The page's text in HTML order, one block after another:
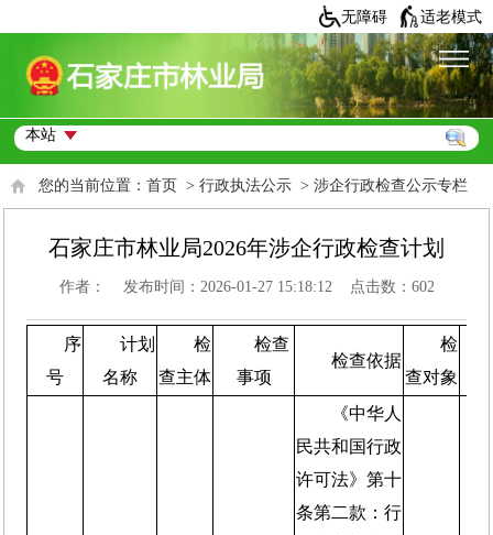
无障碍 适老模式
您的当前位置： 首页 > 行政执法公示 > 涉企行政检查公示专栏
石家庄市林业局2026年涉企行政检查计划
作者： 发布时间：2026-01-27 15:18:12 点击数： 602
序
号
计划
名称
检
查主体
检查
事项
检查依据
检
查对象
《中华人
民共和国行政
许可法》第十
条第二款：行